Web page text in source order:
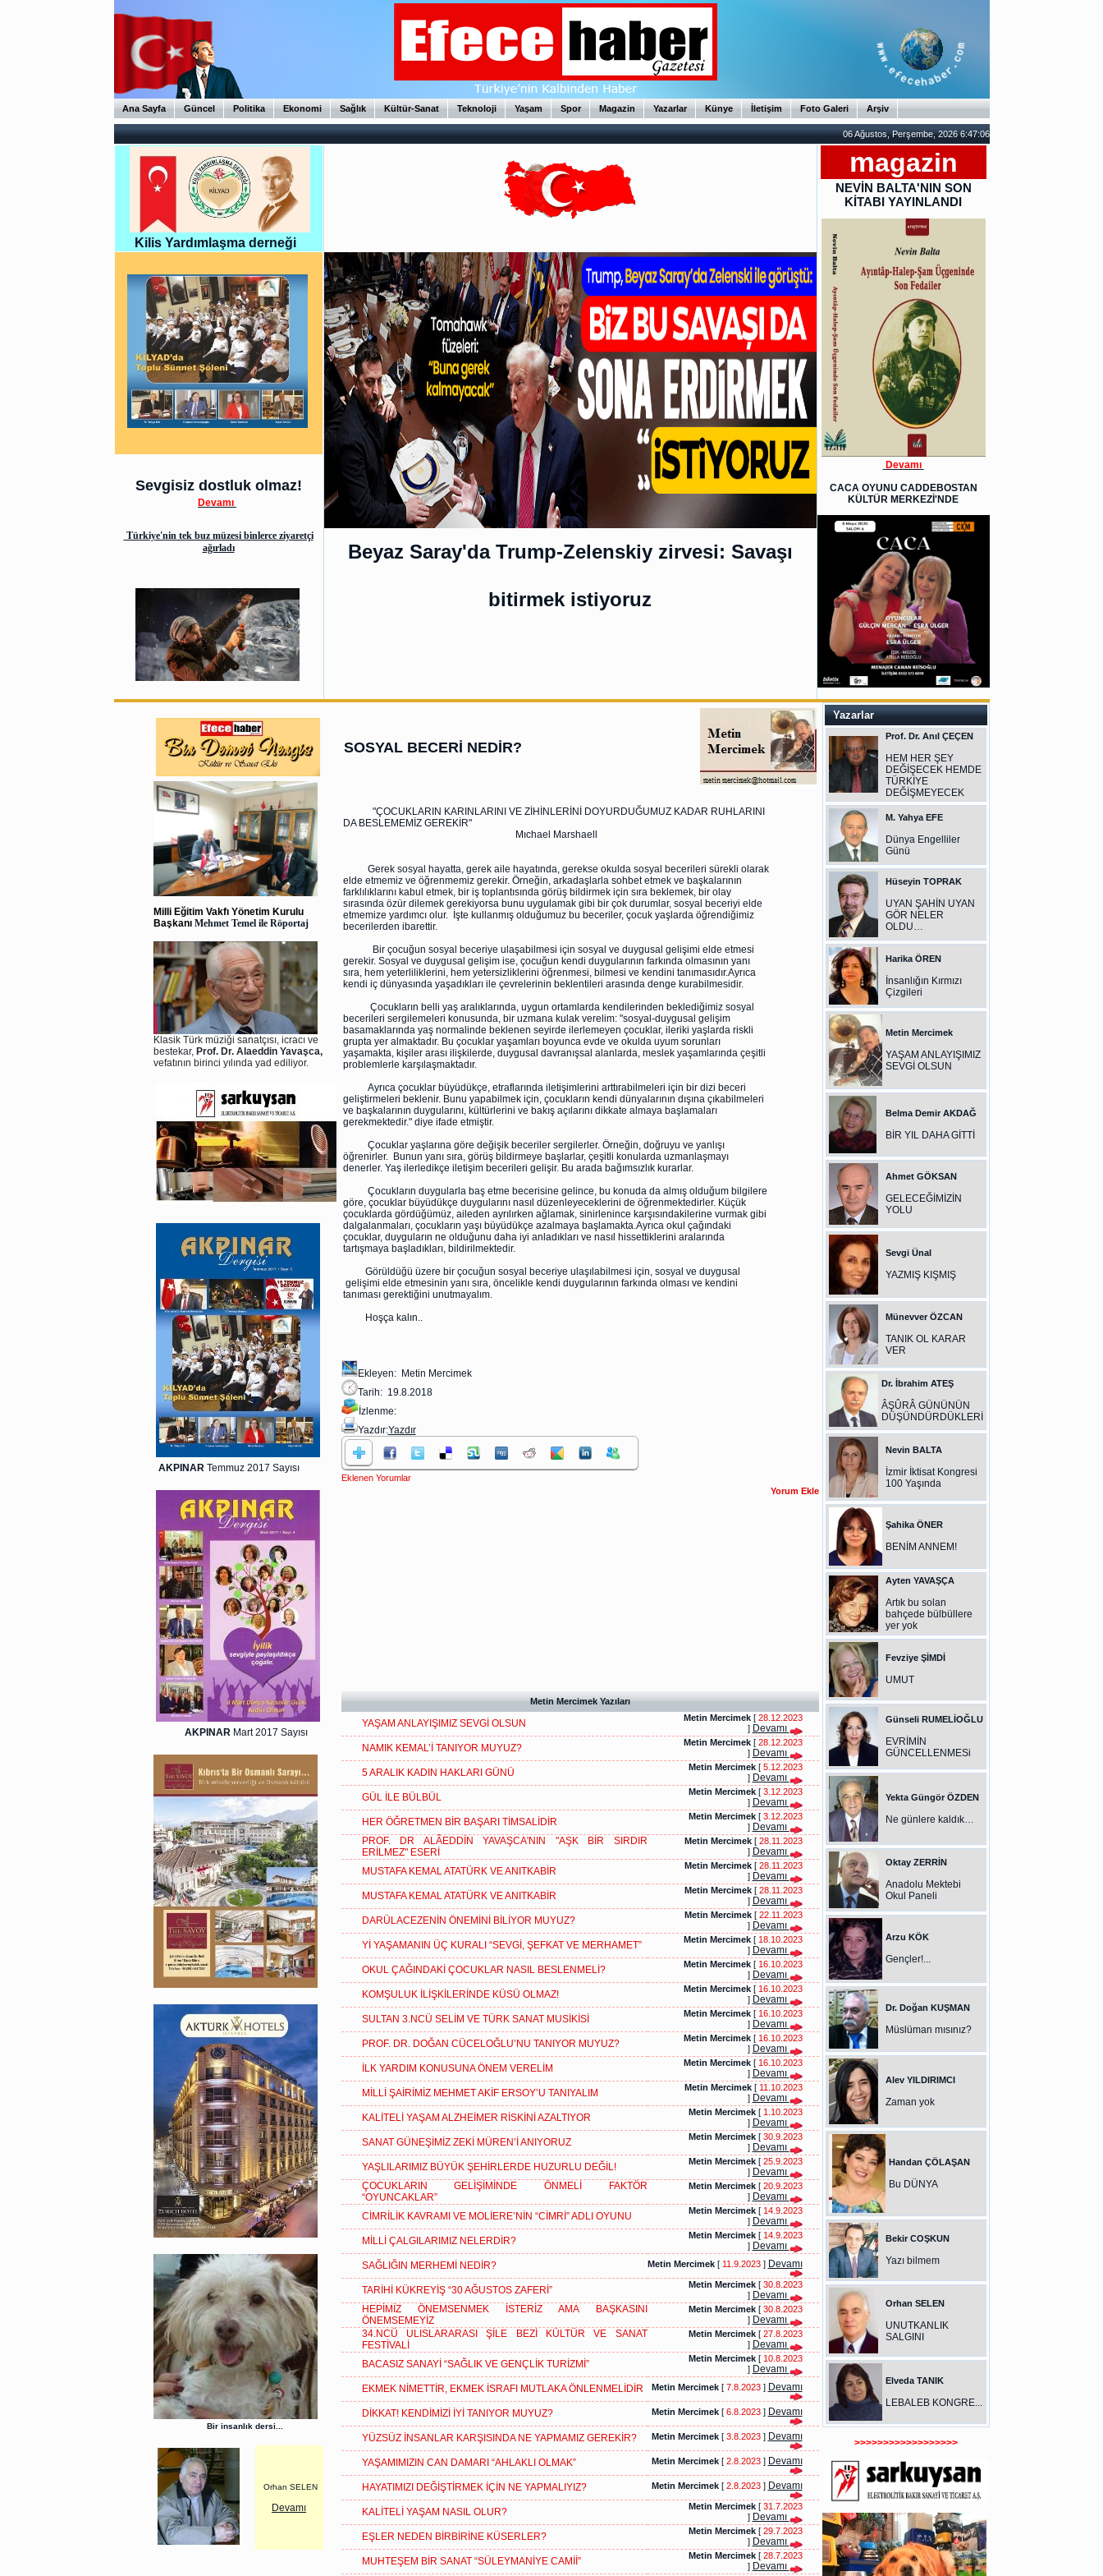
Ana Sayfa Güncel Politika Ekonomi Sağlık Kültür-Sanat Teknoloji Yaşam Spor Magazin Yazarlar Künye İletişim Foto Galeri Arşiv
06 Ağustos, Perşembe, 2026 6:47:07
Kilis Yardımlaşma derneği
Sevgisiz dostluk olmaz!
Devamı
Türkiye'nin tek buz müzesi binlerce ziyaretçi
ağırladı
Beyaz Saray'da Trump-Zelenskiy zirvesi: Savaşı
bitirmek istiyoruz
magazin
NEVİN BALTA'NIN SON
KİTABI YAYINLANDI
Devamı
CACA OYUNU CADDEBOSTAN
KÜLTÜR MERKEZİ'NDE
Milli Eğitim Vakfı Yönetim Kurulu
Başkanı Mehmet Temel ile Röportaj
Klasik Türk müziği sanatçısı, icracı ve
bestekar,Prof. Dr. Alaeddin Yavaşca,
vefatının birinci yılında yad ediliyor.
AKPINAR Temmuz 2017 Sayısı
AKPINAR Mart 2017 Sayısı
Bir insanlık dersi...
Orhan SELEN
Devamı
SOSYAL BECERİ NEDİR?
"ÇOCUKLARIN KARINLARINI VE ZİHİNLERİNİ DOYURDUĞUMUZ KADAR RUHLARINI
DA BESLEMEMİZ GEREKİR"
Mıchael Marshaell
Gerek sosyal hayatta, gerek aile hayatında, gerekse okulda sosyal becerileri sürekli olarak
elde etmemiz ve öğrenmemiz gerekir. Örneğin, arkadaşlarla sohbet etmek ve başkalarının
farklılıklarını kabul etmek, bir iş toplantısında görüş bildirmek için sıra beklemek, bir olay
sırasında özür dilemek gerekiyorsa bunu uygulamak gibi bir çok durumlar, sosyal beceriyi elde
etmemize yardımcı olur. İşte kullanmış olduğumuz bu beceriler, çocuk yaşlarda öğrendiğimiz
becerilerden ibarettir.
Bir çocuğun sosyal beceriye ulaşabilmesi için sosyal ve duygusal gelişimi elde etmesi
gerekir. Sosyal ve duygusal gelişim ise, çocuğun kendi duygularının farkında olmasının yanı
sıra, hem yeterliliklerini, hem yetersizliklerini öğrenmesi, bilmesi ve kendini tanımasıdır.Ayrıca
kendi iç dünyasında yaşadıkları ile çevrelerinin beklentileri arasında denge kurabilmesidir.
Çocukların belli yaş aralıklarında, uygun ortamlarda kendilerinden beklediğimiz sosyal
becerileri sergilemeleri konusunda, bir uzmana kulak verelim: "sosyal-duygusal gelişim
basamaklarında yaş normalinde beklenen seyirde ilerlemeyen çocuklar, ileriki yaşlarda riskli
grupta yer almaktadır. Bu çocuklar yaşamları boyunca evde ve okulda uyum sorunları
yaşamakta, kişiler arası ilişkilerde, duygusal davranışsal alanlarda, meslek yaşamlarında çeşitli
problemlerle karşılaşmaktadır.
Ayrıca çocuklar büyüdükçe, etraflarında iletişimlerini arttırabilmeleri için bir dizi beceri
geliştirmeleri beklenir. Bunu yapabilmek için, çocukların kendi dünyalarının dışına çıkabilmeleri
ve başkalarının duygularını, kültürlerini ve bakış açılarını dikkate almaya başlamaları
gerekmektedir." diye ifade etmiştir.
Çocuklar yaşlarına göre değişik beceriler sergilerler. Örneğin, doğruyu ve yanlışı
öğrenirler. Bunun yanı sıra, görüş bildirmeye başlarlar, çeşitli konularda uzmanlaşmayı
denerler. Yaş ilerledikçe iletişim becerileri gelişir. Bu arada bağımsızlık kurarlar.
Çocukların duygularla baş etme becerisine gelince, bu konuda da almış olduğum bilgilere
göre, çocuklar büyüdükçe duygularını nasıl düzenleyeceklerini de öğrenmektedirler. Küçük
çocuklarda gördüğümüz, aileden ayrılırken ağlamak, sinirlenince karşısındakilerine vurmak gibi
dalgalanmaları, çocukların yaşı büyüdükçe azalmaya başlamakta.Ayrıca okul çağındaki
çocuklar, duyguların ne olduğunu daha iyi anladıkları ve nasıl hissettiklerini aralarında
tartışmaya başladıkları, bildirilmektedir.
Görüldüğü üzere bir çocuğun sosyal beceriye ulaşılabilmesi için, sosyal ve duygusal
gelişimi elde etmesinin yanı sıra, öncelikle kendi duygularının farkında olması ve kendini
tanıması gerektiğini unutmayalım.
Hoşça kalın..
Ekleyen: Metin Mercimek
Tarih: 19.8.2018
İzlenme:
Yazdır:Yazdır
Eklenen Yorumlar
Metin Mercimek Yazıları
YAŞAM ANLAYIŞIMIZ SEVGİ OLSUN Metin Mercimek[28.12.2023
] Devamı
NAMIK KEMAL’İ TANIYOR MUYUZ?
Metin Mercimek[28.12.2023
] Devamı
5 ARALIK KADIN HAKLARI GÜNÜ
Metin Mercimek[5.12.2023
] Devamı
GÜL İLE BÜLBÜL
Metin Mercimek[3.12.2023
] Devamı
HER ÖĞRETMEN BİR BAŞARI TİMSALİDİR
Metin Mercimek[3.12.2023
] Devamı
PROF. DR ALÂEDDİN YAVAŞCA'NIN "AŞK BİR SIRDIR
ERİLMEZ" ESERİ
Metin Mercimek[28.11.2023
] Devamı
MUSTAFA KEMAL ATATÜRK VE ANITKABİR
Metin Mercimek[28.11.2023
] Devamı
MUSTAFA KEMAL ATATÜRK VE ANITKABİR
Metin Mercimek[28.11.2023
] Devamı
DARÜLACEZENİN ÖNEMİNİ BİLİYOR MUYUZ?
Metin Mercimek[22.11.2023
] Devamı
Yİ YAŞAMANIN ÜÇ KURALI “SEVGİ, ŞEFKAT VE MERHAMET”
Metin Mercimek[18.10.2023
] Devamı
OKUL ÇAĞINDAKİ ÇOCUKLAR NASIL BESLENMELİ?
Metin Mercimek[16.10.2023
] Devamı
KOMŞULUK İLİŞKİLERİNDE KÜSÜ OLMAZ!
Metin Mercimek[16.10.2023
] Devamı
SULTAN 3.NCÜ SELİM VE TÜRK SANAT MUSİKİSİ
Metin Mercimek[16.10.2023
] Devamı
PROF. DR. DOĞAN CÜCELOĞLU’NU TANIYOR MUYUZ?
Metin Mercimek[16.10.2023
] Devamı
İLK YARDIM KONUSUNA ÖNEM VERELİM
Metin Mercimek[16.10.2023
] Devamı
MİLLİ ŞAİRİMİZ MEHMET AKİF ERSOY’U TANIYALIM
Metin Mercimek[11.10.2023
] Devamı
KALİTELİ YAŞAM ALZHEİMER RİSKİNİ AZALTIYOR
Metin Mercimek[1.10.2023
] Devamı
SANAT GÜNEŞİMİZ ZEKİ MÜREN’İ ANIYORUZ
Metin Mercimek[30.9.2023
] Devamı
YAŞLILARIMIZ BÜYÜK ŞEHİRLERDE HUZURLU DEĞİL!
Metin Mercimek[25.9.2023
] Devamı
ÇOCUKLARIN GELİŞİMİNDE ÖNMELİ FAKTÖR
“OYUNCAKLAR”
Metin Mercimek[20.9.2023
] Devamı
CİMRİLİK KAVRAMI VE MOLİERE’NİN “CİMRİ” ADLI OYUNU
Metin Mercimek[14.9.2023
] Devamı
MİLLİ ÇALGILARIMIZ NELERDİR?
Metin Mercimek[14.9.2023
] Devamı
SAĞLIĞIN MERHEMİ NEDİR?
Metin Mercimek[11.9.2023 ] Devamı
TARİHİ KÜKREYİŞ “30 AĞUSTOS ZAFERİ” Metin Mercimek[30.8.2023
] Devamı
HEPİMİZ ÖNEMSENMEK İSTERİZ AMA BAŞKASINI
ÖNEMSEMEYİZ
Metin Mercimek[30.8.2023
] Devamı
34.NCÜ ULISLARARASI ŞİLE BEZİ KÜLTÜR VE SANAT
FESTİVALİ
Metin Mercimek[27.8.2023
] Devamı
BACASIZ SANAYİ “SAĞLIK VE GENÇLİK TURİZMİ”
Metin Mercimek[10.8.2023
] Devamı
EKMEK NİMETTİR, EKMEK İSRAFI MUTLAKA ÖNLENMELİDİR
Metin Mercimek[7.8.2023 ] Devamı
DİKKAT! KENDİMİZİ İYİ TANIYOR MUYUZ? Metin Mercimek[6.8.2023 ] Devamı
YÜZSÜZ İNSANLAR KARŞISINDA NE YAPMAMIZ GEREKİR? Metin Mercimek[3.8.2023 ] Devamı
YAŞAMIMIZIN CAN DAMARI “AHLAKLI OLMAK” Metin Mercimek[2.8.2023 ] Devamı
HAYATIMIZI DEĞİŞTİRMEK İÇİN NE YAPMALIYIZ? Metin Mercimek[2.8.2023 ] Devamı
KALİTELİ YAŞAM NASIL OLUR? Metin Mercimek[31.7.2023
] Devamı
EŞLER NEDEN BİRBİRİNE KÜSERLER?
Metin Mercimek[29.7.2023
] Devamı
MUHTEŞEM BİR SANAT “SÜLEYMANİYE CAMİİ”
Metin Mercimek[28.7.2023
] Devamı
Yazarlar
Prof. Dr. Anıl ÇEÇEN
HEM HER ŞEY
DEĞİŞECEK HEMDE
TÜRKİYE
DEĞİŞMEYECEK
M. Yahya EFE
Dünya Engelliler
Günü
Hüseyin TOPRAK
UYAN ŞAHİN UYAN
GÖR NELER
OLDU…
Harika ÖREN
İnsanlığın Kırmızı
Çizgileri
Metin Mercimek
YAŞAM ANLAYIŞIMIZ
SEVGİ OLSUN
Belma Demir AKDAĞ
BİR YIL DAHA GİTTİ
Ahmet GÖKSAN
GELECEĞİMİZİN
YOLU
Sevgi Ünal
YAZMIŞ KIŞMIŞ
Münevver ÖZCAN
TANIK OL KARAR
VER
Dr. İbrahim ATEŞ
ÂŞÛRÂ GÜNÜNÜN
DÜŞÜNDÜRDÜKLERİ
Nevin BALTA
İzmir İktisat Kongresi
100 Yaşında
Şahika ÖNER
BENİM ANNEM!
Ayten YAVAŞÇA
Artık bu solan
bahçede bülbüllere
yer yok
Fevziye ŞİMDİ
UMUT
Günseli RUMELİOĞLU
EVRİMİN
GÜNCELLENMESi
Yekta Güngör ÖZDEN
Ne günlere kaldık…
Oktay ZERRİN
Anadolu Mektebi
Okul Paneli
Arzu KÖK
Gençler!...
Dr. Doğan KUŞMAN
Müslüman mısınız?
Alev YILDIRIMCI
Zaman yok
Handan ÇÖLAŞAN
Bu DÜNYA
Bekir COŞKUN
Yazı bilmem
Orhan SELEN
UNUTKANLIK
SALGINI
Elveda TANIK
LEBALEB KONGRE...
>>>>>>>>>>>>>>>>>>